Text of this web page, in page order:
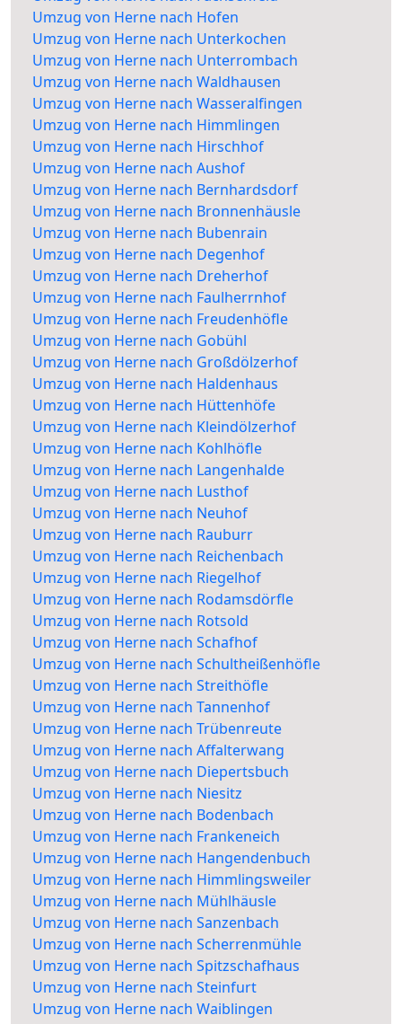
Umzug von Herne nach Hofen
Umzug von Herne nach Unterkochen
Umzug von Herne nach Unterrombach
Umzug von Herne nach Waldhausen
Umzug von Herne nach Wasseralfingen
Umzug von Herne nach Himmlingen
Umzug von Herne nach Hirschhof
Umzug von Herne nach Aushof
Umzug von Herne nach Bernhardsdorf
Umzug von Herne nach Bronnenhäusle
Umzug von Herne nach Bubenrain
Umzug von Herne nach Degenhof
Umzug von Herne nach Dreherhof
Umzug von Herne nach Faulherrnhof
Umzug von Herne nach Freudenhöfle
Umzug von Herne nach Gobühl
Umzug von Herne nach Großdölzerhof
Umzug von Herne nach Haldenhaus
Umzug von Herne nach Hüttenhöfe
Umzug von Herne nach Kleindölzerhof
Umzug von Herne nach Kohlhöfle
Umzug von Herne nach Langenhalde
Umzug von Herne nach Lusthof
Umzug von Herne nach Neuhof
Umzug von Herne nach Rauburr
Umzug von Herne nach Reichenbach
Umzug von Herne nach Riegelhof
Umzug von Herne nach Rodamsdörfle
Umzug von Herne nach Rotsold
Umzug von Herne nach Schafhof
Umzug von Herne nach Schultheißenhöfle
Umzug von Herne nach Streithöfle
Umzug von Herne nach Tannenhof
Umzug von Herne nach Trübenreute
Umzug von Herne nach Affalterwang
Umzug von Herne nach Diepertsbuch
Umzug von Herne nach Niesitz
Umzug von Herne nach Bodenbach
Umzug von Herne nach Frankeneich
Umzug von Herne nach Hangendenbuch
Umzug von Herne nach Himmlingsweiler
Umzug von Herne nach Mühlhäusle
Umzug von Herne nach Sanzenbach
Umzug von Herne nach Scherrenmühle
Umzug von Herne nach Spitzschafhaus
Umzug von Herne nach Steinfurt
Umzug von Herne nach Waiblingen